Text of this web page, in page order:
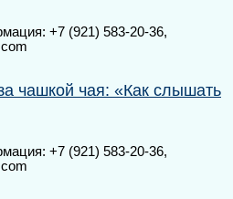
+7 (921) 583-20-36,
чашкой чая: «Как слышать
+7 (921) 583-20-36,